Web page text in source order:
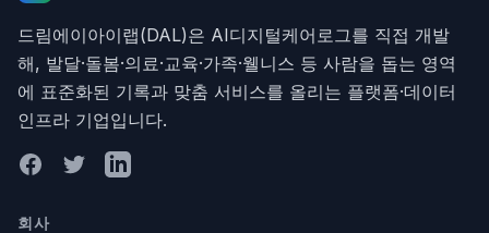
드림에이아이랩(DAL)은 AI디지털케어로그를 직접 개발
해, 발달·돌봄·의료·교육·가족·웰니스 등 사람을 돕는 영역
에 표준화된 기록과 맞춤 서비스를 올리는 플랫폼·데이터
인프라 기업입니다.
FacebookTwitterLinkedIn
회사